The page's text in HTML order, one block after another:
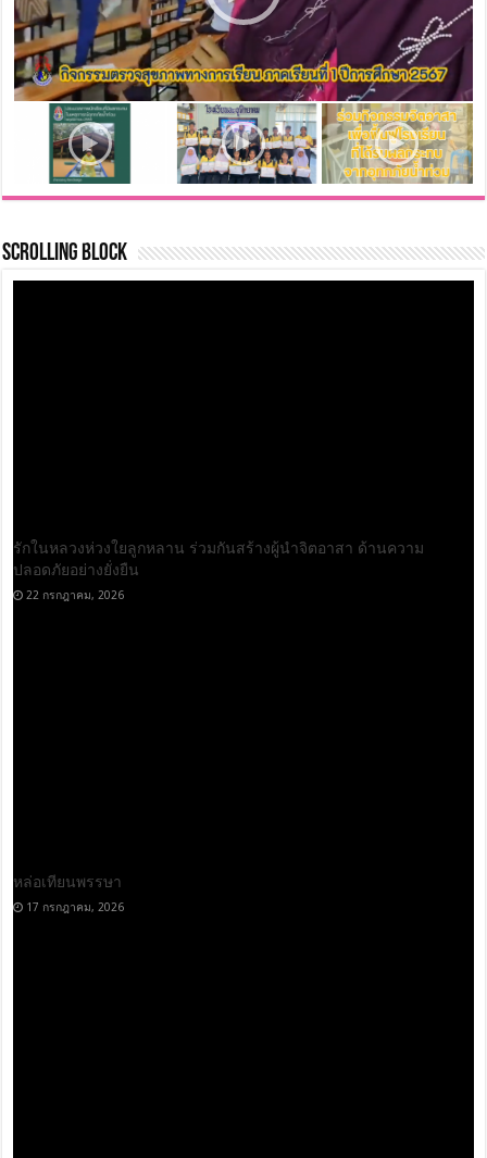
Scrolling Block
รักในหลวงห่วงใยลูกหลาน ร่วมกันสร้างผู้นำจิตอาสา ด้านความ
ปลอดภัยอย่างยั่งยืน
22 กรกฎาคม, 2026
หล่อเทียนพรรษา
17 กรกฎาคม, 2026